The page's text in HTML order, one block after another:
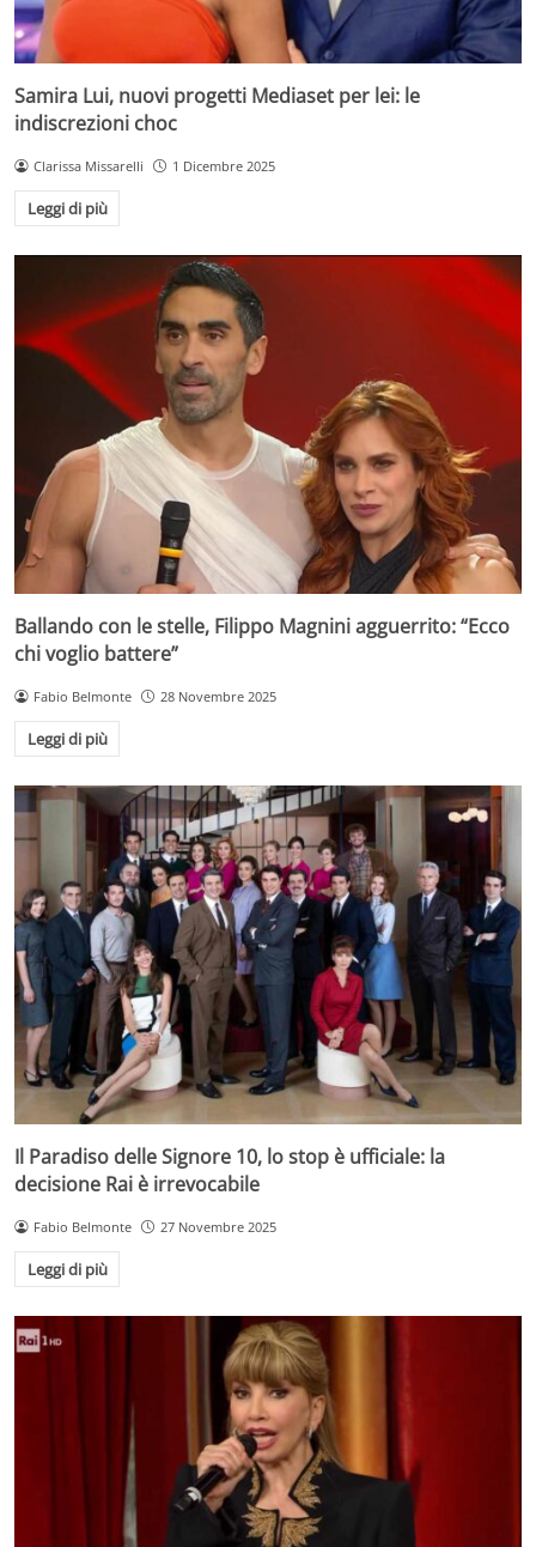
Samira Lui, nuovi progetti Mediaset per lei: le
indiscrezioni choc
Clarissa Missarelli 1 Dicembre 2025
Leggi di più
Ballando con le stelle, Filippo Magnini agguerrito: “Ecco
chi voglio battere”
Fabio Belmonte 28 Novembre 2025
Leggi di più
Il Paradiso delle Signore 10, lo stop è ufficiale: la
decisione Rai è irrevocabile
Fabio Belmonte 27 Novembre 2025
Leggi di più